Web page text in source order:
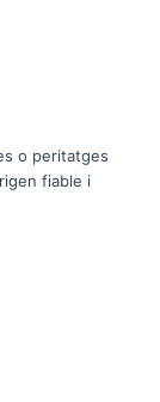
o peritatges
fiable i